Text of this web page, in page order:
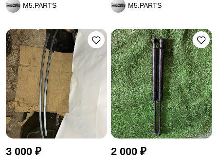
M5.PARTS M5.PARTS
3 000 ₽ 2 000 ₽